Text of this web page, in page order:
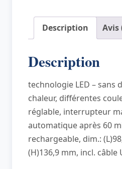
Hamster
Description Avis
Description
technologie LED – sans
chaleur, différentes
réglable, interrupteur
automatique après 60
rechargeable, dim.:
(H)136,9 mm, incl. câble